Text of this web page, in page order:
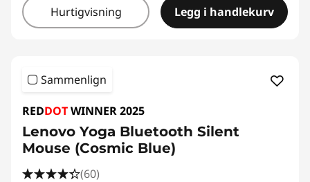
Hurtigvisning Legg i handlekurv
Sammenlign
REDDOTWINNER 2025
Lenovo Yoga Bluetooth Silent
Mouse (Cosmic Blue)
(60)